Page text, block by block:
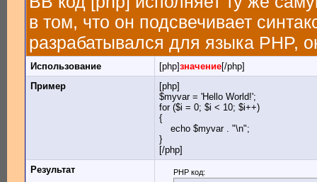
в том, что он подсвечивает
разрабатывался для языка PHP,
Использование [php]значение[/php]
Пример
[php]
$myvar = 'Hello World!';
for ($i = 0; $i < 10; $i++)
{
echo $myvar . "\n";
}
[/php]
Результат
PHP код: